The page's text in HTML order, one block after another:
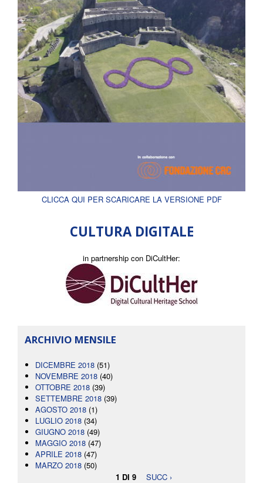
CLICCA QUI PER SCARICARE LA VERSIONE PDF
CULTURA DIGITALE
in partnership con DiCultHer:
ARCHIVIO MENSILE
DICEMBRE 2018 (51)
NOVEMBRE 2018 (40)
OTTOBRE 2018 (39)
SETTEMBRE 2018 (39)
AGOSTO 2018 (1)
LUGLIO 2018 (34)
GIUGNO 2018 (49)
MAGGIO 2018 (47)
APRILE 2018 (47)
MARZO 2018 (50)
1 DI 9
SUCC ›